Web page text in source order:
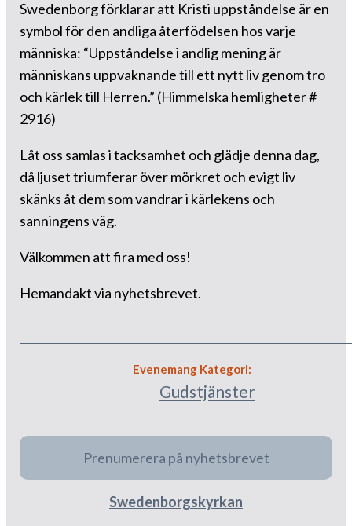
Swedenborg förklarar att Kristi uppståndelse är en
symbol för den andliga återfödelsen hos varje
människa: “Uppståndelse i andlig mening är
människans uppvaknande till ett nytt liv genom tro
och kärlek till Herren.” (Himmelska hemligheter #
2916)
Låt oss samlas i tacksamhet och glädje denna dag,
då ljuset triumferar över mörkret och evigt liv
skänks åt dem som vandrar i kärlekens och
sanningens väg.
Välkommen att fira med oss!
Hemandakt via nyhetsbrevet.
Evenemang Kategori:
Gudstjänster
Prenumerera på nyhetsbrevet
Swedenborgskyrkan